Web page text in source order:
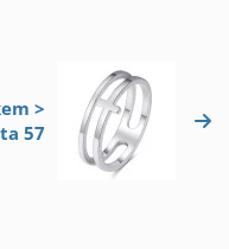
>
57